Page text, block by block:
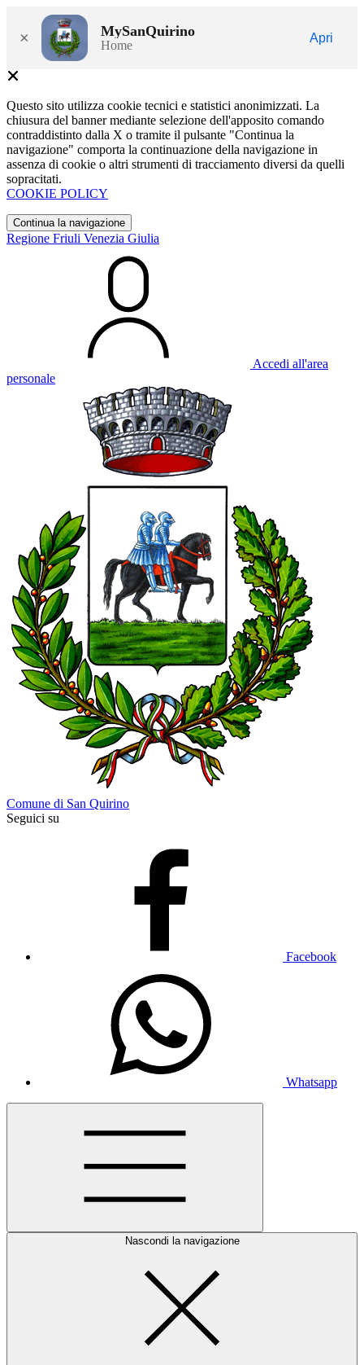
× MySanQuirino
Home
Apri
Questo sito utilizza cookie tecnici e statistici anonimizzati. La
chiusura del banner mediante selezione dell'apposito comando
contraddistinto dalla X o tramite il pulsante "Continua la
navigazione" comporta la continuazione della navigazione in
assenza di cookie o altri strumenti di tracciamento diversi da quelli
sopracitati.
COOKIE POLICY
Continua la navigazione
Regione Friuli Venezia Giulia
Accedi all'area
personale
Comune di San Quirino
Seguici su
Facebook
Whatsapp
Nascondi la navigazione